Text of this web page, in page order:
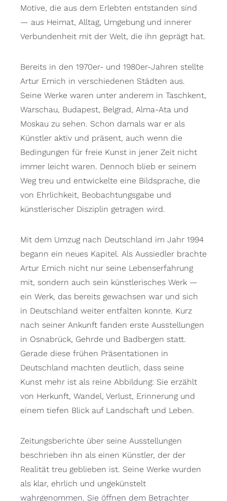
Motive, die aus dem Erlebten entstanden sind
— aus Heimat, Alltag, Umgebung und innerer
Verbundenheit mit der Welt, die ihn geprägt hat.
Bereits in den 1970er- und 1980er-Jahren stellte
Artur Emich in verschiedenen Städten aus.
Seine Werke waren unter anderem in Taschkent,
Warschau, Budapest, Belgrad, Alma-Ata und
Moskau zu sehen. Schon damals war er als
Künstler aktiv und präsent, auch wenn die
Bedingungen für freie Kunst in jener Zeit nicht
immer leicht waren. Dennoch blieb er seinem
Weg treu und entwickelte eine Bildsprache, die
von Ehrlichkeit, Beobachtungsgabe und
künstlerischer Disziplin getragen wird.
Mit dem Umzug nach Deutschland im Jahr 1994
begann ein neues Kapitel. Als Aussiedler brachte
Artur Emich nicht nur seine Lebenserfahrung
mit, sondern auch sein künstlerisches Werk —
ein Werk, das bereits gewachsen war und sich
in Deutschland weiter entfalten konnte. Kurz
nach seiner Ankunft fanden erste Ausstellungen
in Osnabrück, Gehrde und Badbergen statt.
Gerade diese frühen Präsentationen in
Deutschland machten deutlich, dass seine
Kunst mehr ist als reine Abbildung: Sie erzählt
von Herkunft, Wandel, Verlust, Erinnerung und
einem tiefen Blick auf Landschaft und Leben.
Zeitungsberichte über seine Ausstellungen
beschrieben ihn als einen Künstler, der der
Realität treu geblieben ist. Seine Werke wurden
als klar, ehrlich und ungekünstelt
wahrgenommen. Sie öffnen dem Betrachter